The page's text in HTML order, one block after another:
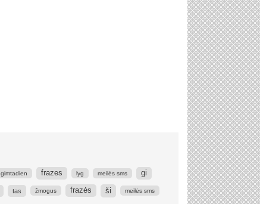
gimtadien frazes lyg meilės sms gi
tas žmogus frazės ši meilės sms